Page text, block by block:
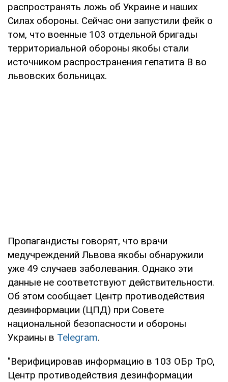
распространять ложь об Украине и наших
Силах обороны. Сейчас они запустили фейк о
том, что военные 103 отдельной бригады
территориальной обороны якобы стали
источником распространения гепатита В во
львовских больницах.
Пропагандисты говорят, что врачи
медучреждений Львова якобы обнаружили
уже 49 случаев заболевания. Однако эти
данные не соответствуют действительности.
Об этом сообщает Центр противодействия
дезинформации (ЦПД) при Совете
национальной безопасности и обороны
Украины в Telegram.
"Верифицировав информацию в 103 ОБр ТрО,
Центр противодействия дезинформации